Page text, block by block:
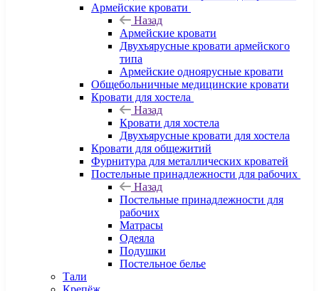
Армейские кровати
Назад
Армейские кровати
Двухъярусные кровати армейского
типа
Армейские одноярусные кровати
Общебольничные медицинские кровати
Кровати для хостела
Назад
Кровати для хостела
Двухъярусные кровати для хостела
Кровати для общежитий
Фурнитура для металлических кроватей
Постельные принадлежности для рабочих
Назад
Постельные принадлежности для
рабочих
Матрасы
Одеяла
Подушки
Постельное белье
Тали